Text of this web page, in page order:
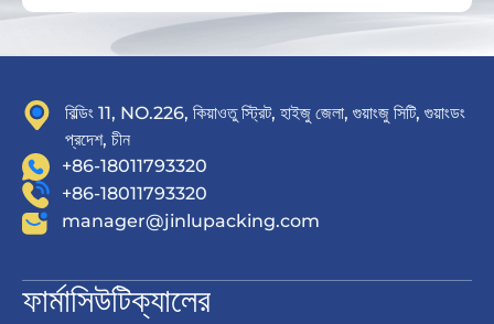
বিল্ডিং 11, NO.226, কিয়াওতু স্ট্রিট, হাইজু জেলা, গুয়াংজু সিটি, গুয়াংডং
প্রদেশ, চীন
+86-18011793320
+86-18011793320
manager@jinlupacking.com
ফার্মাসিউটিক্যালের